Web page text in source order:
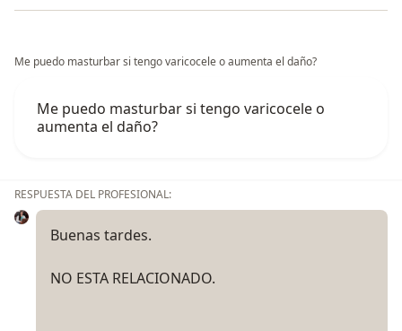
Me puedo masturbar si tengo varicocele o aumenta el daño?
Me puedo masturbar si tengo varicocele o
aumenta el daño?
RESPUESTA DEL PROFESIONAL:
Buenas tardes.
NO ESTA RELACIONADO.